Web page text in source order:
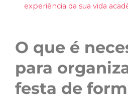
experiência da sua vida
O que é
para
festa de